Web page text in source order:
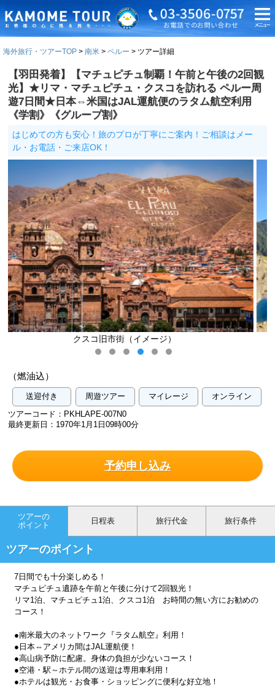
海外旅行・ツアーTOP 南米 ペルー ツアー詳細
【羽田発着】【マチュピチュ制覇！午前と午後の2回観
光】★リマ・マチュピチュ・クスコを訪れる ペルー周
遊7日間★日本⇔米国はJAL運航便のラタム航空利用
《学割》《グループ割》
はじめての方も安心！旅のプロが丁寧にご案内！ご相談はメー
ル・お電話・ご来店OK！
マチュピチュ遺跡とeかもちゃん（イメ
（燃油込）
送迎付き 周遊ツアー マイレージ
オンライン
ツアーコード：PKHLAPE-007N0
最終更新日：1970年1月1日09時00分
予約申し込み
ツアーの
ポイント
日程表 旅行代金 旅行条件
ツアーのポイント
7日間でも十分楽しめる！
マチュピチュ遺跡を午前と午後に分けて2回観光！
リマ1泊、マチュピチュ1泊、クスコ1泊 お時間の無い方にお勧めの
コース！
●南米最大のネットワーク『ラタム航空』利用！
●日本⇔アメリカ間はJAL運航便！
●高山病予防に配慮。身体の負担が少ないコース！
●空港・駅～ホテル間の送迎は専用車利用！
●ホテルは観光・お食事・ショッピングに便利な好立地！